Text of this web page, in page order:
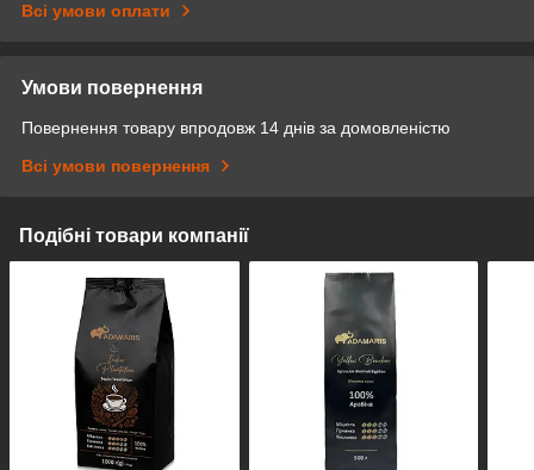
Всі умови оплати
Умови повернення
Повернення товару впродовж 14 днів за домовленістю
Всі умови повернення
Подібні товари компанії